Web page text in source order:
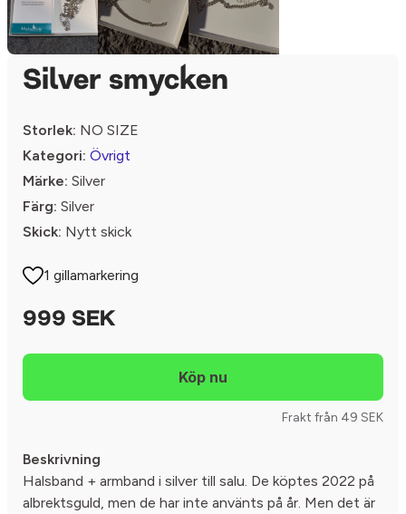
Silver smycken
Storlek: NO SIZE
Kategori: Övrigt
Märke: Silver
Färg: Silver
Skick: Nytt skick
1 gillamarkering
999 SEK
Frakt från 49 SEK
Beskrivning
Halsband + armband i silver till salu. De köptes 2022 på
albrektsguld, men de har inte använts på år. Men det är